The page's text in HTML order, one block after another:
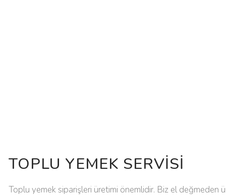
TOPLU YEMEK SERVISI
Toplu yemek siparişleri üretimi önemlidir. Biz el değmeden